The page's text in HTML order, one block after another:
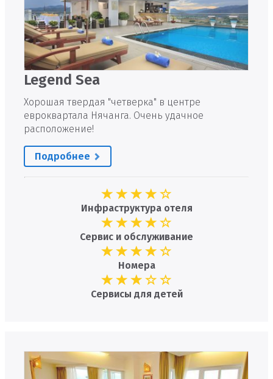
Legend Sea
Хорошая твердая "четверка" в центре
евроквартала Нячанга. Очень удачное
расположение!
Подробнее
Инфраструктура отеля
Сервис и обслуживание
Номера
Сервисы для детей